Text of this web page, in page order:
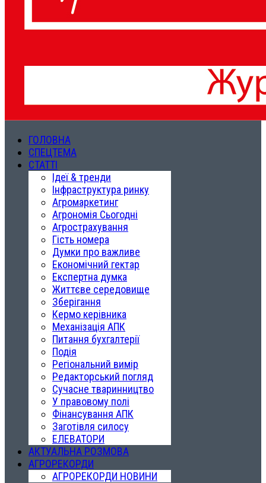
ГОЛОВНА
СПЕЦТЕМА
СТАТТІ
Ідеї & тренди
Інфраструктура ринку
Агромаркетинг
Агрономія Сьогодні
Агрострахування
Гість номера
Думки про важливе
Економічний гектар
Експертна думка
Життєве середовище
Зберігання
Кермо керівника
Механізація АПК
Питання бухгалтерії
Подія
Регіональний вимір
Редакторський погляд
Сучасне тваринництво
У правовому полі
Фінансування АПК
Заготівля силосу
ЕЛЕВАТОРИ
АКТУАЛЬНА РОЗМОВА
АГРОРЕКОРДИ
АГРОРЕКОРДИ НОВИНИ